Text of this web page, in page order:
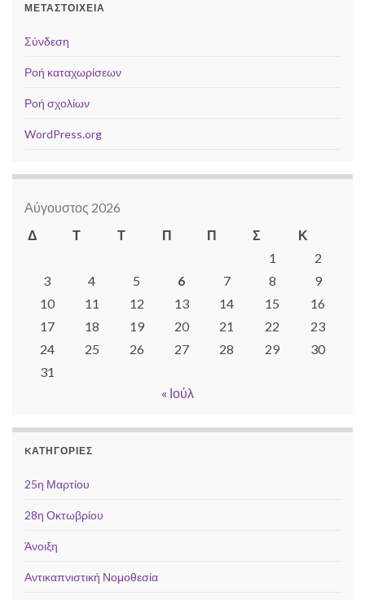
ΜΕΤΑΣΤΟΙΧΕΊΑ
Σύνδεση
Ροή καταχωρίσεων
Ροή σχολίων
WordPress.org
Αύγουστος 2026
Δ
Τ Τ Π Π Σ
Κ
1
2
3
4 5 6 7 8
9
10
11 12 13 14 15
16
17
18 19 20 21 22
23
24
25 26 27 28 29
30
31
« Ιούλ
KΑΤΗΓΟΡΊΕΣ
25η Μαρτίου
28η Οκτωβρίου
Άνοιξη
Αντικαπνιστική Νομοθεσία